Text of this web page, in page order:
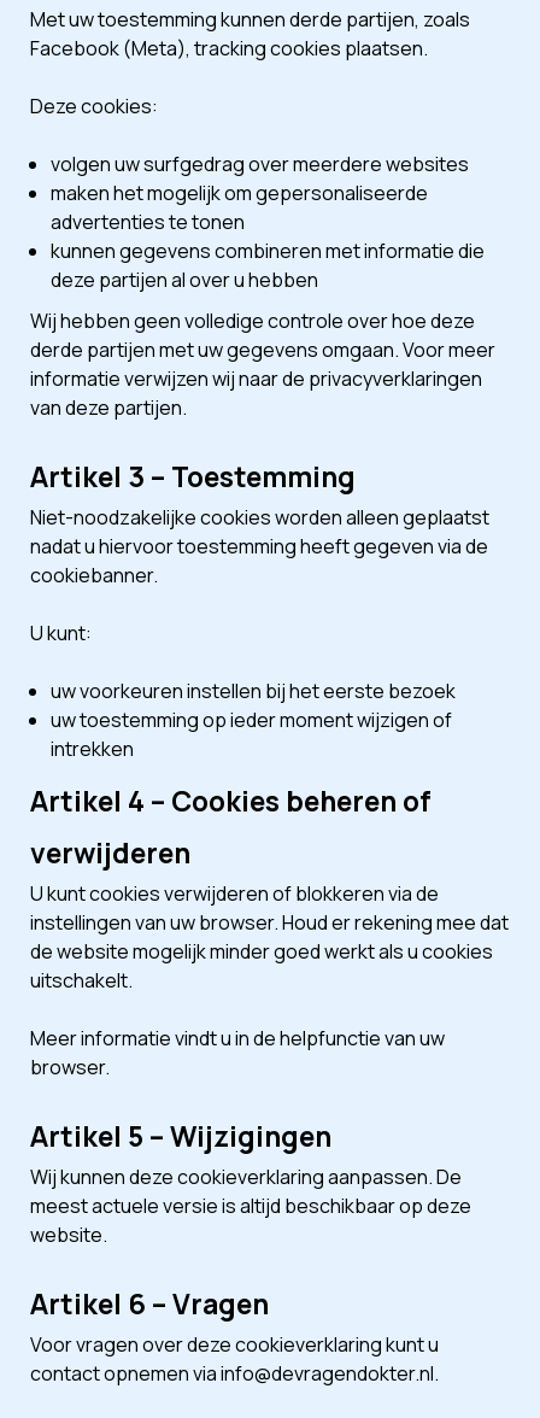
Met uw toestemming kunnen derde partijen, zoals
Facebook (Meta), tracking cookies plaatsen.
Deze cookies:
volgen uw surfgedrag over meerdere websites
maken het mogelijk om gepersonaliseerde
advertenties te tonen
kunnen gegevens combineren met informatie die
deze partijen al over u hebben
Wij hebben geen volledige controle over hoe deze
derde partijen met uw gegevens omgaan. Voor meer
informatie verwijzen wij naar de privacyverklaringen
van deze partijen.
Artikel 3 – Toestemming
Niet-noodzakelijke cookies worden alleen geplaatst
nadat u hiervoor toestemming heeft gegeven via de
cookiebanner.
U kunt:
uw voorkeuren instellen bij het eerste bezoek
uw toestemming op ieder moment wijzigen of
intrekken
Artikel 4 – Cookies beheren of
verwijderen
U kunt cookies verwijderen of blokkeren via de
instellingen van uw browser. Houd er rekening mee dat
de website mogelijk minder goed werkt als u cookies
uitschakelt.
Meer informatie vindt u in de helpfunctie van uw
browser.
Artikel 5 – Wijzigingen
Wij kunnen deze cookieverklaring aanpassen. De
meest actuele versie is altijd beschikbaar op deze
website.
Artikel 6 – Vragen
Voor vragen over deze cookieverklaring kunt u
contact opnemen via info@devragendokter.nl.